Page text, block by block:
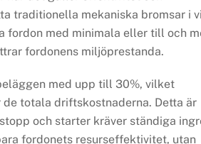
traditionella mekaniska bromsar i
fordon med minimala eller till och
fordonens miljöprestanda.
med upp till 30%, vilket
totala driftskostnaderna. Detta är
och starter kräver ständiga
fordonets resurseffektivitet, utan